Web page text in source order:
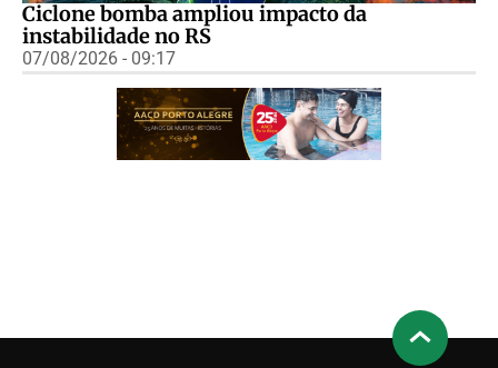
Ciclone bomba ampliou impacto da
instabilidade no RS
07/08/2026 - 09:17